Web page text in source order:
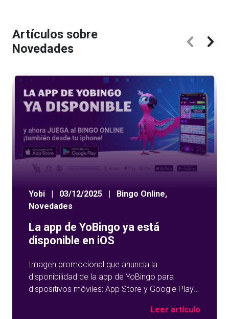
Artículos sobre
Novedades
Yobi | 03/12/2025 | Bingo Online,
Novedades
La app de YoBingo ya está
disponible en iOS
Imagen promocional que anuncia la
disponibilidad de la app de YoBingo para
dispositivos móviles: App Store y Google Play
Leer artículo